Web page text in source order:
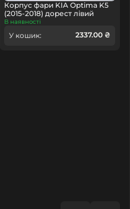
Корпус фари KIA Optima K5
(2015-2018) дорест лівий
В наявності
У кошик: 2337.00 ₴